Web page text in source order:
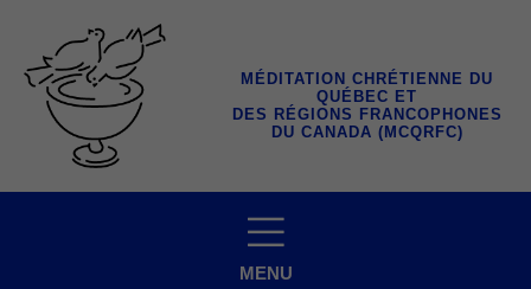
contenu
MÉDITATION CHRÉTIENNE DU
QUÉBEC ET
DES RÉGIONS FRANCOPHONES
DU CANADA (MCQRFC)
MENU